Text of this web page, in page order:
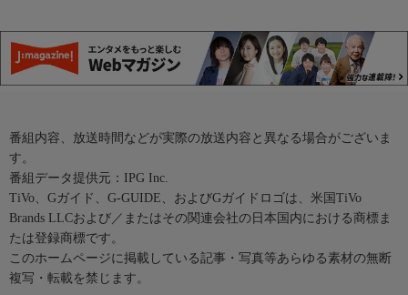
番組内容、放送時間などが実際の放送内容と異なる場合がございま
す。
番組データ提供元：IPG Inc.
TiVo、Gガイド、G-GUIDE、およびGガイドロゴは、米国TiVo
Brands LLCおよび／またはその関連会社の日本国内における商標ま
たは登録商標です。
このホームページに掲載している記事・写真等あらゆる素材の無断
複写・転載を禁じます。